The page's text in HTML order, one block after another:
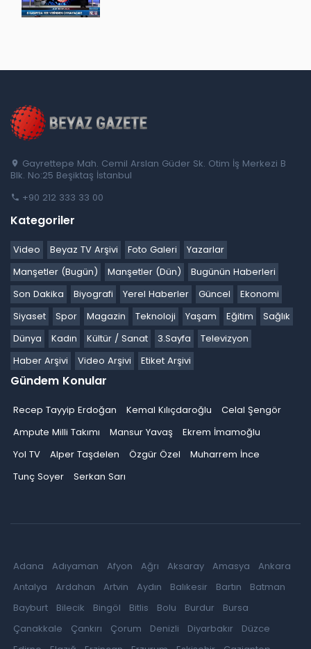
Gayrettepe Mah. Cemil Arslan Güder Sk. Otim İş Merkezi B
Blk. No:25 Beşiktaş İstanbul
+90 212 333 33 00
Kategoriler
Video Beyaz TV Arşivi Foto Galeri
Yazarlar
Manşetler (Bugün)
Manşetler (Dün)
Bugünün Haberleri
Son Dakika
Biyografi Yerel Haberler Güncel
Ekonomi
Siyaset
Spor Magazin Teknoloji Yaşam Eğitim
Sağlık
Dünya
Kadın Kültür / Sanat 3.Sayfa
Televizyon
Haber Arşivi
Video Arşivi Etiket Arşivi
Gündem Konular
Recep Tayyip Erdoğan Kemal Kılıçdaroğlu
Celal Şengör
Ampute Milli Takımı
Mansur Yavaş
Ekrem İmamoğlu
Yol TV
Alper Taşdelen Özgür Özel
Muharrem İnce
Tunç Soyer
Serkan Sarı
Adana Adıyaman Afyon Ağrı Aksaray Amasya
Ankara
Antalya
Ardahan Artvin Aydın Balıkesir Bartın
Batman
Bayburt
Bilecik Bingöl Bitlis Bolu Burdur
Bursa
Çanakkale
Çankırı Çorum Denizli Diyarbakır
Düzce